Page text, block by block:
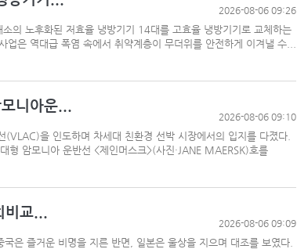
2026-08-06 09:26
의 노후화된 저효율 냉방기기 14대를 고효율 냉방기기로 교체하는
은 역대급 폭염 속에서 취약계층이 무더위를 안전하게 이겨낼 수...
니아운...
2026-08-06 09:10
을 인도하며 차세대 친환경 선박 시장에서의 입지를 다졌다.
암모니아 운반선 <제인머스크>(사진·JANE MAERSK)호를
교...
2026-08-06 09:09
은 즐거운 비명을 지른 반면, 일본은 울상을 지으며 대조를 보였다.